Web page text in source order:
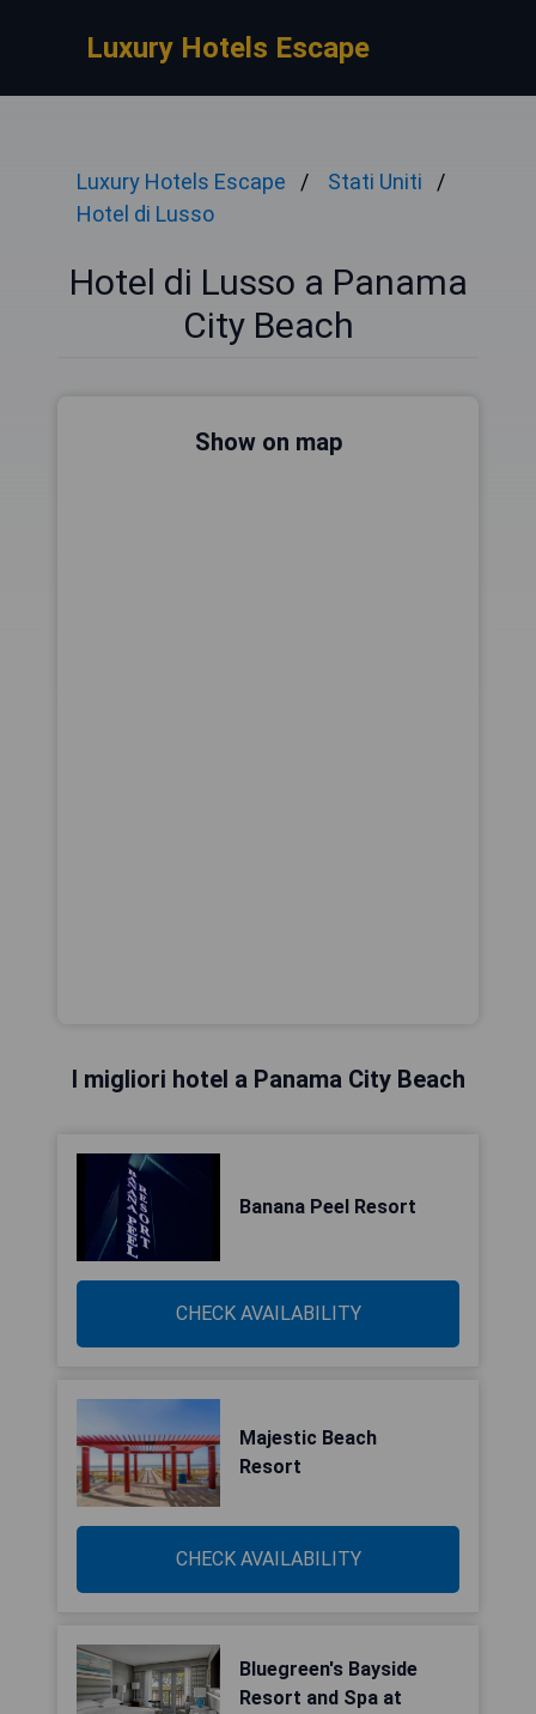
Luxury Hotels Escape
Luxury Hotels Escape
Stati Uniti
Hotel di Lusso
Hotel di Lusso a Panama
City Beach
Show on map
I migliori hotel a Panama City Beach
Banana Peel Resort
CHECK AVAILABILITY
Majestic Beach
Resort
CHECK AVAILABILITY
Bluegreen's Bayside
Resort and Spa at